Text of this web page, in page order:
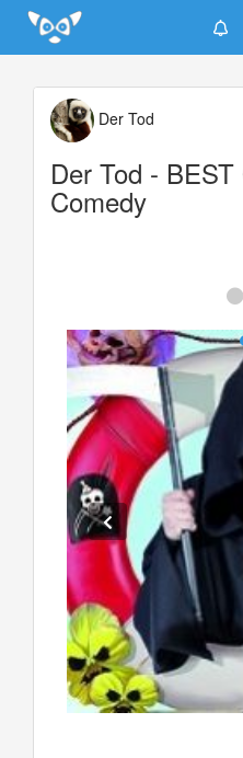
Update cookies preferences
Der Tod
Der Tod -
Comedy